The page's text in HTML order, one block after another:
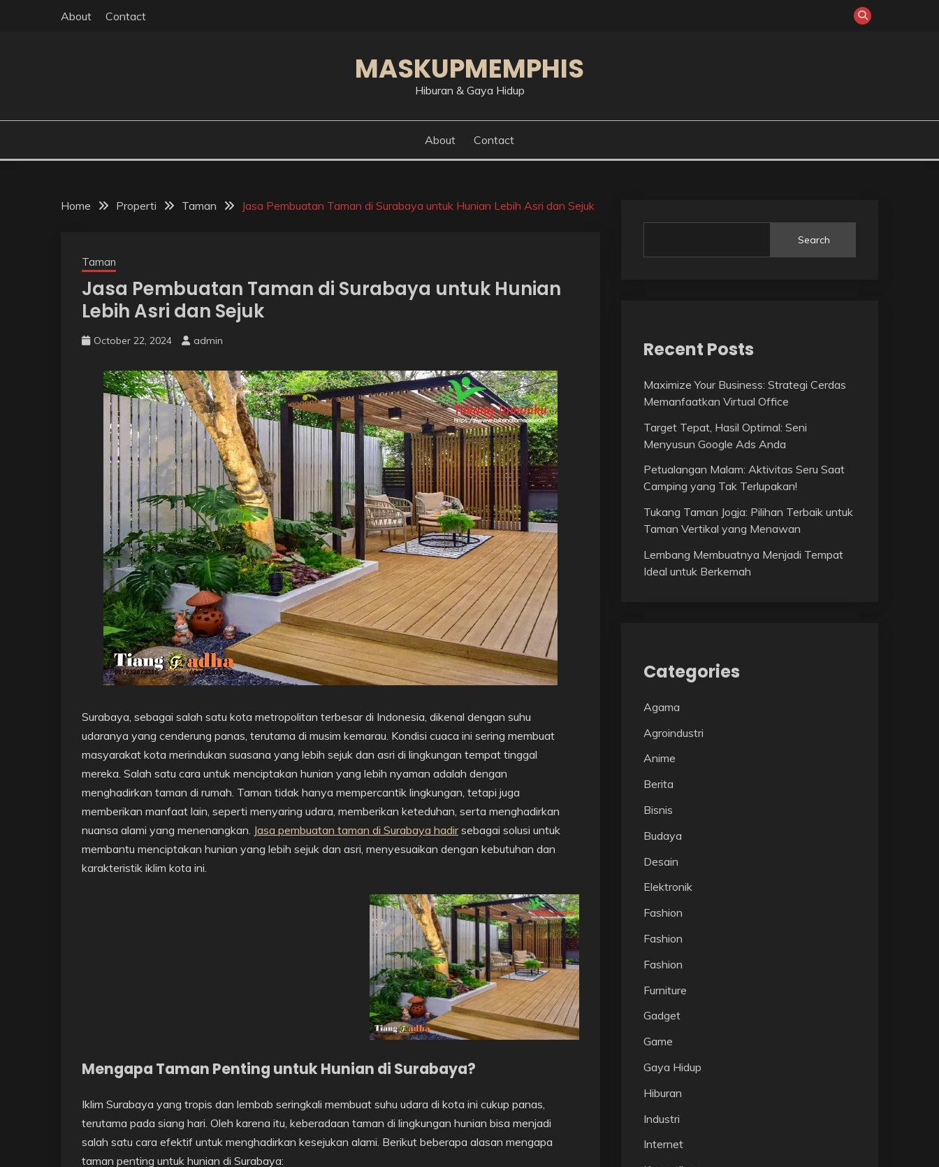
About Contact
MASKUPMEMPHIS
Hiburan & Gaya Hidup
About Contact
Home Properti Taman Jasa Pembuatan Taman di Surabaya untuk Hunian Lebih Asri dan Sejuk
Taman
Jasa Pembuatan Taman di Surabaya untuk Hunian
Lebih Asri dan Sejuk
October 22, 2024 admin
Surabaya, sebagai salah satu kota metropolitan terbesar di Indonesia, dikenal dengan suhu
udaranya yang cenderung panas, terutama di musim kemarau. Kondisi cuaca ini sering membuat
masyarakat kota merindukan suasana yang lebih sejuk dan asri di lingkungan tempat tinggal
mereka. Salah satu cara untuk menciptakan hunian yang lebih nyaman adalah dengan
menghadirkan taman di rumah. Taman tidak hanya mempercantik lingkungan, tetapi juga
memberikan manfaat lain, seperti menyaring udara, memberikan keteduhan, serta menghadirkan
nuansa alami yang menenangkan. Jasa pembuatan taman di Surabaya hadirsebagai solusi untuk
membantu menciptakan hunian yang lebih sejuk dan asri, menyesuaikan dengan kebutuhan dan
karakteristik iklim kota ini.
Mengapa Taman Penting untuk Hunian di Surabaya?
Iklim Surabaya yang tropis dan lembab seringkali membuat suhu udara di kota ini cukup panas,
terutama pada siang hari. Oleh karena itu, keberadaan taman di lingkungan hunian bisa menjadi
salah satu cara efektif untuk menghadirkan kesejukan alami. Berikut beberapa alasan mengapa
taman penting untuk hunian di Surabaya:
Search
Recent Posts
Maximize Your Business: Strategi Cerdas
Memanfaatkan Virtual Office
Target Tepat, Hasil Optimal: Seni
Menyusun Google Ads Anda
Petualangan Malam: Aktivitas Seru Saat
Camping yang Tak Terlupakan!
Tukang Taman Jogja: Pilihan Terbaik untuk
Taman Vertikal yang Menawan
Lembang Membuatnya Menjadi Tempat
Ideal untuk Berkemah
Categories
Agama
Agroindustri
Anime
Berita
Bisnis
Budaya
Desain
Elektronik
Fashion
Fashion
Fashion
Furniture
Gadget
Game
Gaya Hidup
Hiburan
Industri
Internet